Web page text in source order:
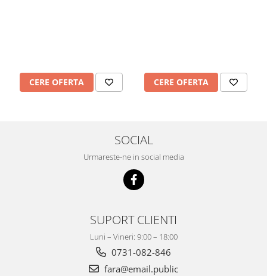
Scaune Scolare
Set Banca si Scaune Elevi
Mobilier Laboratoare
Mobilier Universitar
Mobilier Laboratoare
Materiale Didactice si Jocuri
CERE OFERTA CERE OFERTA
SOCIAL
Urmareste-ne in social media
SUPORT CLIENTI
Luni – Vineri: 9:00 – 18:00
0731-082-846
fara@email.public